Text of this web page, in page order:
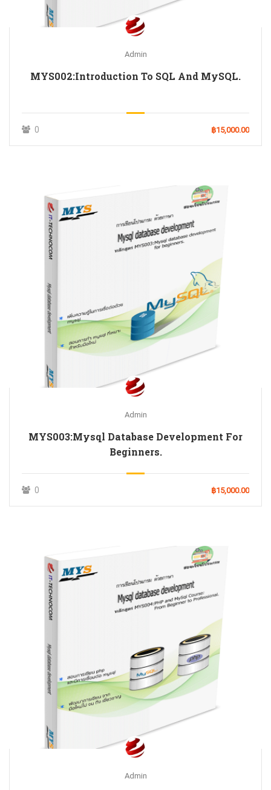
Admin
MYS002:Introduction To SQL And MySQL.
0 ฿15,000.00
Admin
MYS003:Mysql Database Development For
Beginners.
0 ฿15,000.00
Admin